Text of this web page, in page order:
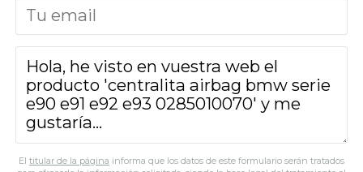
El titular de la página informa que los datos de este formulario serán tratados